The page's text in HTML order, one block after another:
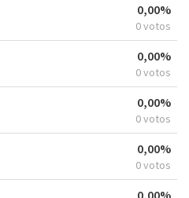
0,00%
0 votos
0,00%
0 votos
0,00%
0 votos
0,00%
0 votos
0,00%